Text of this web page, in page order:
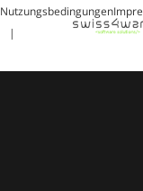
Nutzungsbedingungen